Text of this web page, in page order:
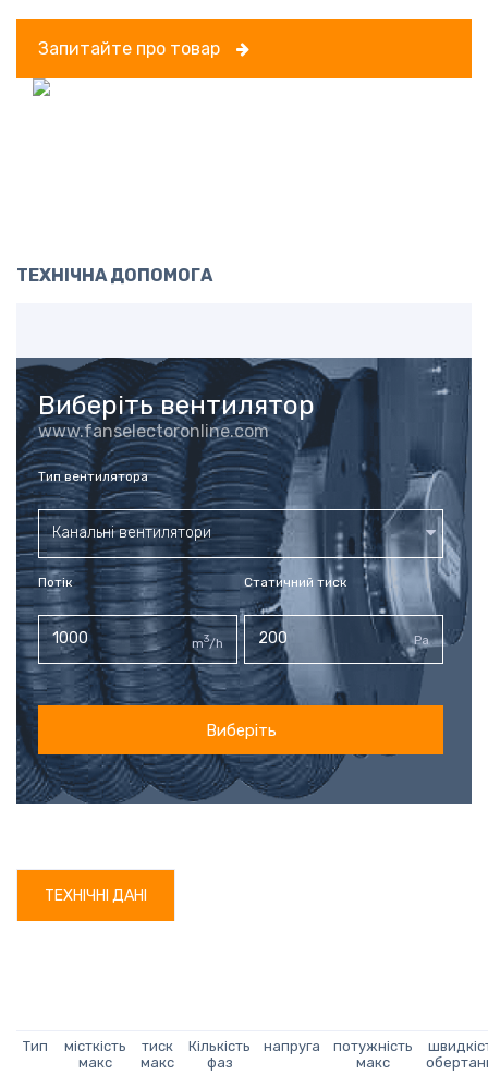
Запитайте про товар
ТЕХНІЧНА ДОПОМОГА
Виберіть вентилятор
www.fanselectoronline.com
Тип вентилятора
Канальні вентилятори
Потік
m3/h
Статичний тиск
Pa
Виберіть
ТЕХНІЧНІ ДАНІ
Тип
місткість
макс
тиск
макс
Кількість
фаз
напруга
потужність
макс